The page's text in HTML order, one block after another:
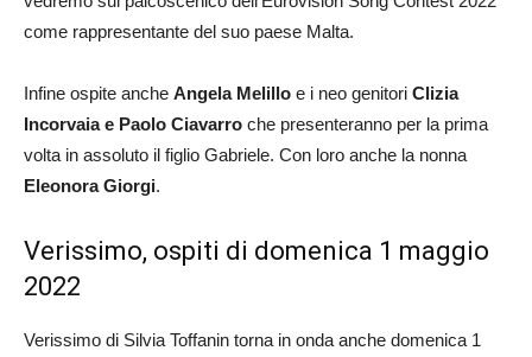
come rappresentante del suo paese Malta.
Infine ospite anche Angela Melillo e i neo genitori Clizia
Incorvaia e Paolo Ciavarro che presenteranno per la prima
volta in assoluto il figlio Gabriele. Con loro anche la nonna
Eleonora Giorgi.
Verissimo, ospiti di domenica 1 maggio
2022
Verissimo di Silvia Toffanin torna in onda anche domenica 1